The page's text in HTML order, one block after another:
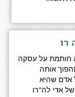
רו
חותמת על עסקה
אותה
אדם שהיא
אדי לה־רו